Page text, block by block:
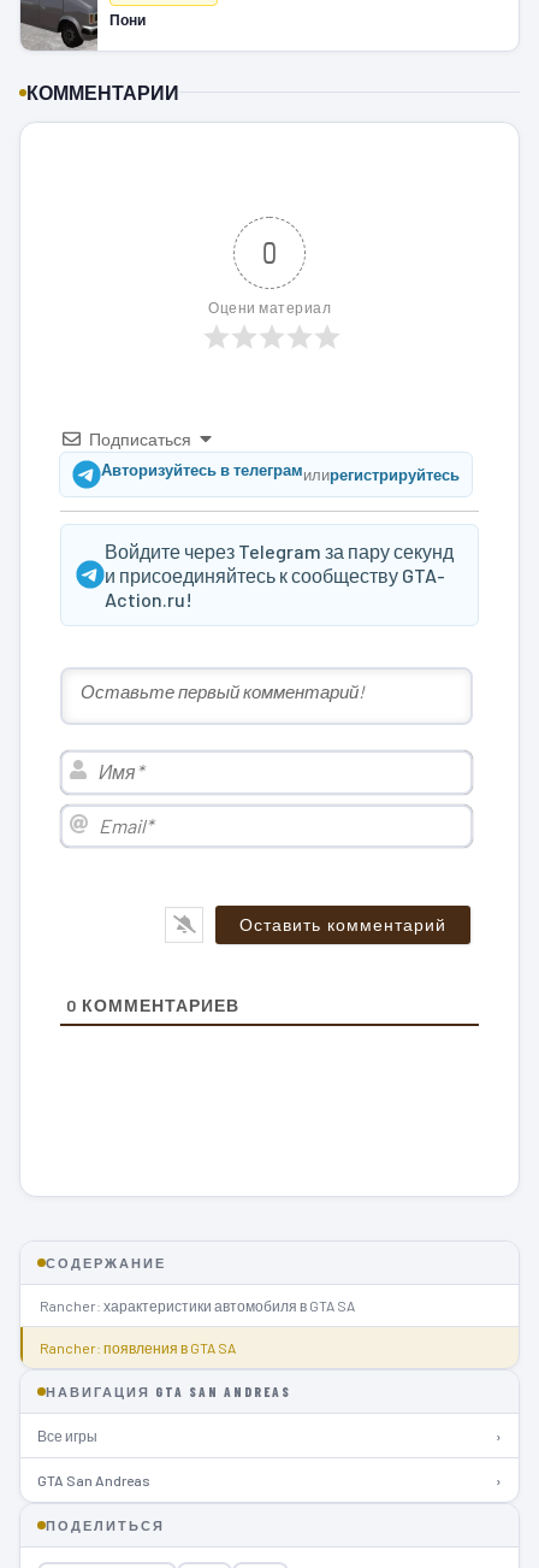
Пони
КОММЕНТАРИИ
0
Оцени материал
Подписаться
Авторизуйтесь в телеграмилирегистрируйтесь
Войдите через Telegram за пару секунд
и присоединяйтесь к сообществу GTA-
Action.ru!
Имя*
Email*
0 КОММЕНТАРИЕВ
СОДЕРЖАНИЕ
Rancher: характеристики автомобиля в GTA SA
Rancher: появления в GTA SA
НАВИГАЦИЯ GTA SAN ANDREAS
Все игры ›
GTA San Andreas ›
ПОДЕЛИТЬСЯ